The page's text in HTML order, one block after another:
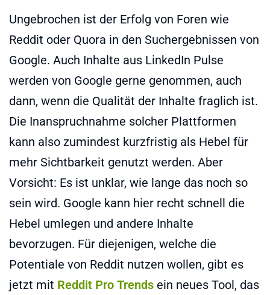
Ungebrochen ist der Erfolg von Foren wie
Reddit oder Quora in den Suchergebnissen von
Google. Auch Inhalte aus LinkedIn Pulse
werden von Google gerne genommen, auch
dann, wenn die Qualität der Inhalte fraglich ist.
Die Inanspruchnahme solcher Plattformen
kann also zumindest kurzfristig als Hebel für
mehr Sichtbarkeit genutzt werden. Aber
Vorsicht: Es ist unklar, wie lange das noch so
sein wird. Google kann hier recht schnell die
Hebel umlegen und andere Inhalte
bevorzugen. Für diejenigen, welche die
Potentiale von Reddit nutzen wollen, gibt es
jetzt mit Reddit Pro Trends ein neues Tool, das